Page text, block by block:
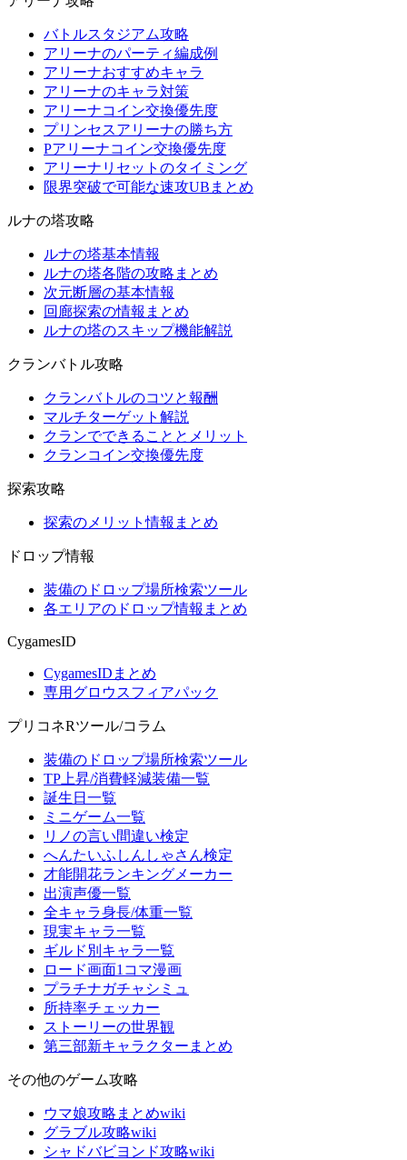
バトルスタジアム攻略
アリーナのパーティ編成例
アリーナおすすめキャラ
アリーナのキャラ対策
アリーナコイン交換優先度
プリンセスアリーナの勝ち方
Pアリーナコイン交換優先度
アリーナリセットのタイミング
限界突破で可能な速攻UBまとめ
ルナの塔攻略
ルナの塔基本情報
ルナの塔各階の攻略まとめ
次元断層の基本情報
回廊探索の情報まとめ
ルナの塔のスキップ機能解説
クランバトル攻略
クランバトルのコツと報酬
マルチターゲット解説
クランでできることとメリット
クランコイン交換優先度
探索攻略
探索のメリット情報まとめ
ドロップ情報
装備のドロップ場所検索ツール
各エリアのドロップ情報まとめ
CygamesID
CygamesIDまとめ
専用グロウスフィアパック
プリコネRツール/コラム
装備のドロップ場所検索ツール
TP上昇/消費軽減装備一覧
誕生日一覧
ミニゲーム一覧
リノの言い間違い検定
へんたいふしんしゃさん検定
才能開花ランキングメーカー
出演声優一覧
全キャラ身長/体重一覧
現実キャラ一覧
ギルド別キャラ一覧
ロード画面1コマ漫画
プラチナガチャシミュ
所持率チェッカー
ストーリーの世界観
第三部新キャラクターまとめ
その他のゲーム攻略
ウマ娘攻略まとめwiki
グラブル攻略wiki
シャドバビヨンド攻略wiki